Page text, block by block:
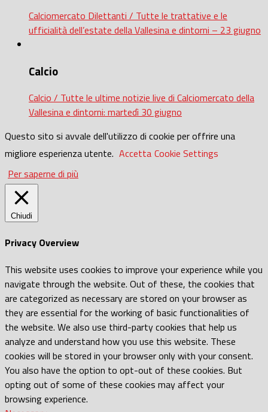
Calciomercato Dilettanti / Tutte le trattative e le
ufficialità dell’estate della Vallesina e dintorni – 23 giugno
Calcio
Calcio / Tutte le ultime notizie live di Calciomercato della
Vallesina e dintorni: martedì 30 giugno
Questo sito si avvale dell'utilizzo di cookie per offrire una
migliore esperienza utente. Accetta Cookie Settings
Per saperne di più
Chiudi
Privacy Overview
This website uses cookies to improve your experience while you
navigate through the website. Out of these, the cookies that
are categorized as necessary are stored on your browser as
they are essential for the working of basic functionalities of
the website. We also use third-party cookies that help us
analyze and understand how you use this website. These
cookies will be stored in your browser only with your consent.
You also have the option to opt-out of these cookies. But
opting out of some of these cookies may affect your
browsing experience.